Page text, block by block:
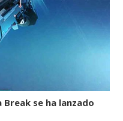
se ha lanzado